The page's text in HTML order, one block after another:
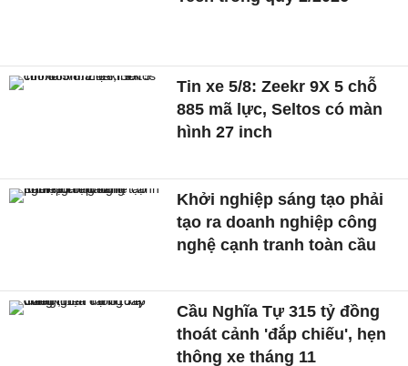
Tin xe 5/8: Zeekr 9X 5 chỗ
885 mã lực, Seltos có màn
hình 27 inch
Khởi nghiệp sáng tạo phải
tạo ra doanh nghiệp công
nghệ cạnh tranh toàn cầu
Cầu Nghĩa Tự 315 tỷ đồng
thoát cảnh 'đắp chiếu', hẹn
thông xe tháng 11